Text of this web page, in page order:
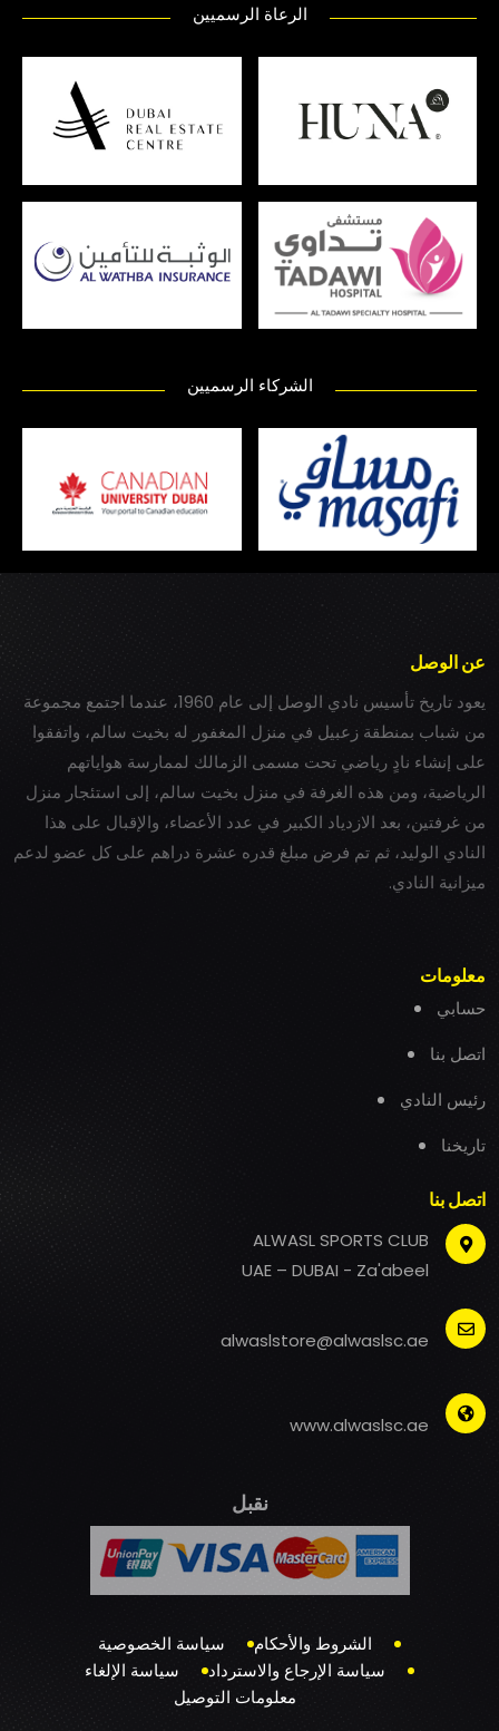
الرعاة الرسميين
الشركاء الرسميين
عن الوصل
يعود تاريخ تأسيس نادي الوصل إلى عام 1960، عندما اجتمع مجموعة
من شباب بمنطقة زعبيل في منزل المغفور له بخيت سالم، واتفقوا
على إنشاء نادٍ رياضي تحت مسمى الزمالك لممارسة هواياتهم
الرياضية، ومن هذه الغرفة في منزل بخيت سالم، إلى استئجار منزل
من غرفتين، بعد الازدياد الكبير في عدد الأعضاء، والإقبال على هذا
النادي الوليد، ثم تم فرض مبلغ قدره عشرة دراهم على كل عضو لدعم
ميزانية النادي.
معلومات
حسابي
اتصل بنا
رئيس النادي
تاريخنا
اتصل بنا
ALWASL SPORTS CLUB
UAE – DUBAI - Za'abeel
alwaslstore@alwaslsc.ae
www.alwaslsc.ae
نقبل
الشروط والأحكام
سياسة الخصوصية
سياسة الإرجاع والاسترداد
سياسة الإلغاء
معلومات التوصيل